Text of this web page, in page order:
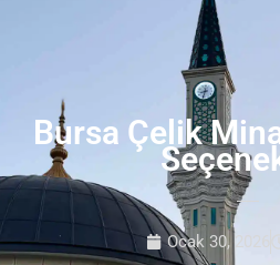
Bursa Çelik
Ocak 30, 2026